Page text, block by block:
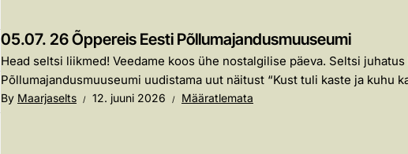
05.07. 26 Õppereis Eesti Põllumajandusmuuseumi
Head seltsi liikmed! Veedame koos ühe nostalgilise päeva. Seltsi
Põllumajandusmuuseumi uudistama uut näitust “Kust tuli kaste ja kuhu
By Maarjaselts 12. juuni 2026 Määratlemata